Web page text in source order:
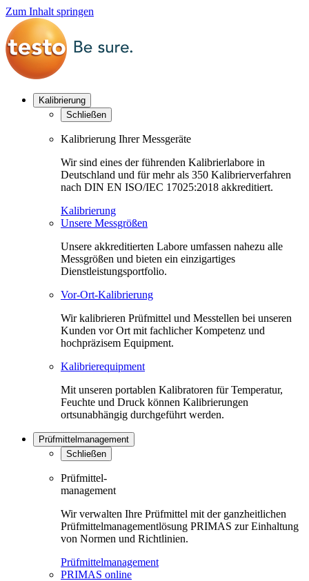
Zum Inhalt springen
Kalibrierung
Schließen
Kalibrierung Ihrer Messgeräte
Wir sind eines der führenden Kalibrierlabore in
Deutschland und für mehr als 350 Kalibrierverfahren
nach DIN EN ISO/IEC 17025:2018 akkreditiert.
Kalibrierung
Unsere Messgrößen
Unsere akkreditierten Labore umfassen nahezu alle
Messgrößen und bieten ein einzigartiges
Dienstleistungsportfolio.
Vor-Ort-Kalibrierung
Wir kalibrieren Prüfmittel und Messtellen bei unseren
Kunden vor Ort mit fachlicher Kompetenz und
hochpräzisem Equipment.
Kalibrierequipment
Mit unseren portablen Kalibratoren für Temperatur,
Feuchte und Druck können Kalibrierungen
ortsunabhängig durchgeführt werden.
Prüfmittelmanagement
Schließen
Prüfmittel-
management
Wir verwalten Ihre Prüfmittel mit der ganzheitlichen
Prüfmittelmanagementlösung PRIMAS zur Einhaltung
von Normen und Richtlinien.
Prüfmittelmanagement
PRIMAS online